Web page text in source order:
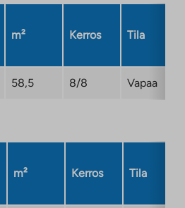
m² Kerros Tila
58,5 8/8 Vapaa
m² Kerros Tila